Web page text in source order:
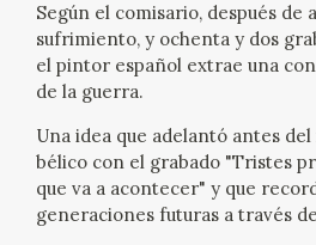
GOYA EN ARAGÓN
PREMIO ARAGÓN GOYA
EDICIONES
Según el comisario, después de
sufrimiento, y ochenta y dos
el pintor español extrae una
de la guerra.
Una idea que adelantó antes
bélico con el grabado "Tristes
que va a acontecer" y que
generaciones futuras a través